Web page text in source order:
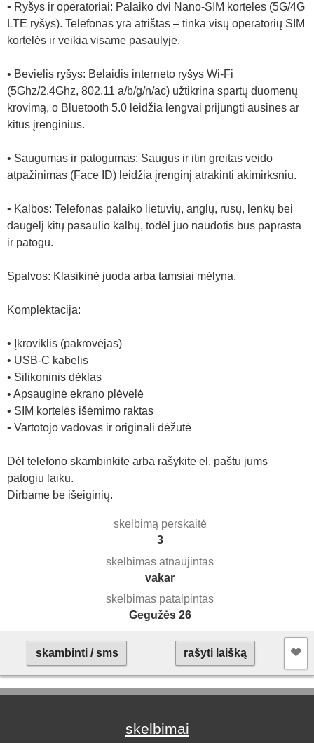
• Ryšys ir operatoriai: Palaiko dvi Nano-SIM korteles (5G/4G
LTE ryšys). Telefonas yra atrištas – tinka visų operatorių SIM
kortelės ir veikia visame pasaulyje.
• Bevielis ryšys: Belaidis interneto ryšys Wi-Fi
(5Ghz/2.4Ghz, 802.11 a/b/g/n/ac) užtikrina spartų duomenų
krovimą, o Bluetooth 5.0 leidžia lengvai prijungti ausines ar
kitus įrenginius.
• Saugumas ir patogumas: Saugus ir itin greitas veido
atpažinimas (Face ID) leidžia įrenginį atrakinti akimirksniu.
• Kalbos: Telefonas palaiko lietuvių, anglų, rusų, lenkų bei
daugelį kitų pasaulio kalbų, todėl juo naudotis bus paprasta
ir patogu.
Spalvos: Klasikinė juoda arba tamsiai mėlyna.
Komplektacija:
• Įkroviklis (pakrovėjas)
• USB-C kabelis
• Silikoninis dėklas
• Apsauginė ekrano plėvelė
• SIM kortelės išėmimo raktas
• Vartotojo vadovas ir originali dėžutė
Dėl telefono skambinkite arba rašykite el. paštu jums
patogiu laiku.
Dirbame be išeiginių.
skelbimą perskaitė
3
skelbimas atnaujintas
vakar
skelbimas patalpintas
Gegužės 26
skambinti / sms rašyti laišką ❤︎
skelbimai